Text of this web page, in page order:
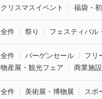
クリスマスイベント
福袋・
全件 祭り フェスティバル
全件 バーゲンセール フリ
物産展・観光フェア
商業施
全件 美術展・博物展 スポ